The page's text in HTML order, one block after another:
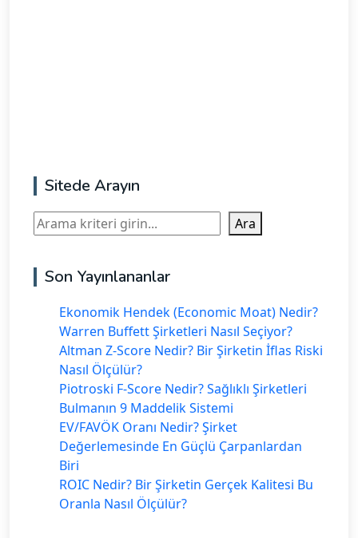
Sitede Arayın
Ara Ara
Son Yayınlananlar
Ekonomik Hendek (Economic Moat) Nedir?
Warren Buffett Şirketleri Nasıl Seçiyor?
Altman Z-Score Nedir? Bir Şirketin İflas Riski
Nasıl Ölçülür?
Piotroski F-Score Nedir? Sağlıklı Şirketleri
Bulmanın 9 Maddelik Sistemi
EV/FAVÖK Oranı Nedir? Şirket
Değerlemesinde En Güçlü Çarpanlardan
Biri
ROIC Nedir? Bir Şirketin Gerçek Kalitesi Bu
Oranla Nasıl Ölçülür?